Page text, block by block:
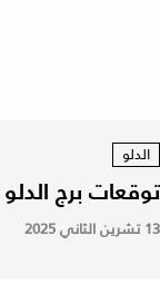
الدلو
توقعات برج الدلو اليوم
13 تشرين الثاني 2025